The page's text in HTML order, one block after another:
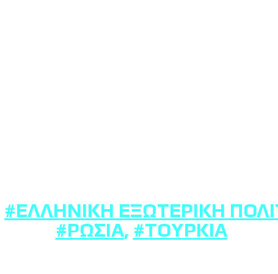
#ΕΛΛΗΝΙΚΉ ΕΞΩΤΕΡΙΚΉ
#ΡΩΣΊΑ, #ΤΟΥΡΚΊΑ